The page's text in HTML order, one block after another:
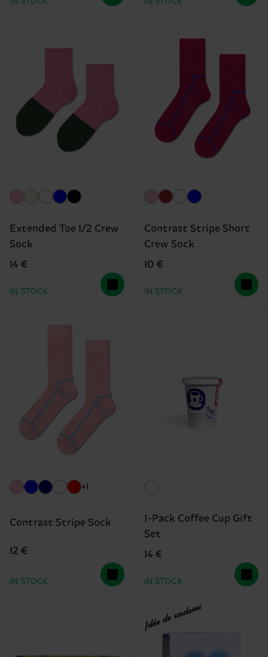
Extended Toe 1/2 Crew
Sock
14 €
IN STOCK
Contrast Stripe Short
Crew Sock
10 €
IN STOCK
+1
Contrast Stripe Sock
12 €
IN STOCK
1-Pack Coffee Cup Gift
Set
14 €
IN STOCK
Idée de cadeau